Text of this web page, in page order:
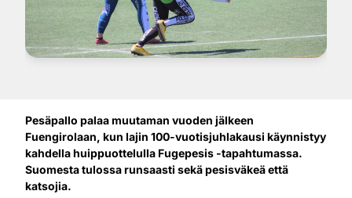
Pesäpallo palaa muutaman vuoden jälkeen
Fuengirolaan, kun lajin 100-vuotisjuhlakausi käynnistyy
kahdella huippuottelulla Fugepesis -tapahtumassa.
Suomesta tulossa runsaasti sekä pesisväkeä että
katsojia.